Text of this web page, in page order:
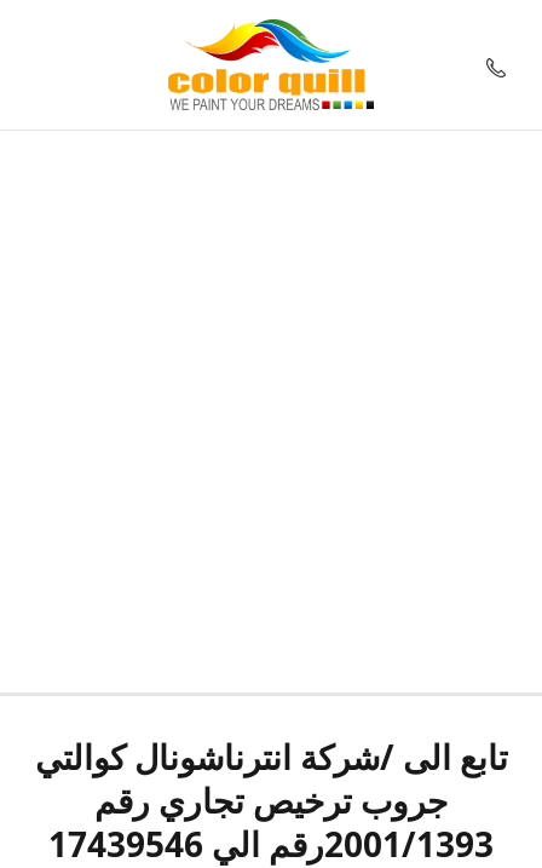
تابع الى /شركة انترناشونال كوالتي
جروب ترخيص تجاري رقم
2001/1393رقم الي 17439546